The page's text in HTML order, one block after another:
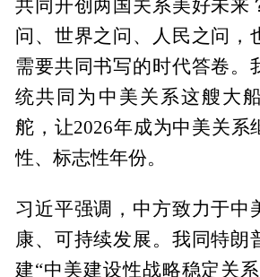
共同开创两国关系美好未来
问、世界之问、人民之问，
需要共同书写的时代答卷。
统共同为中美关系这艘大
舵，让2026年成为中美关系
性、标志性年份。
习近平强调，中方致力于中
康、可持续发展。我同特朗
建“中美建设性战略稳定关